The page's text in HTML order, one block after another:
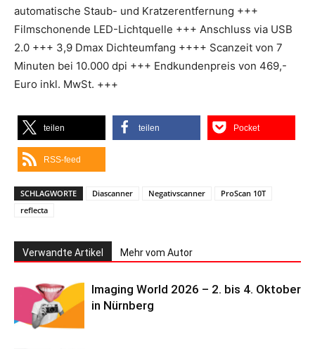
automatische Staub- und Kratzerentfernung +++
Filmschonende LED-Lichtquelle +++ Anschluss via USB
2.0 +++ 3,9 Dmax Dichteumfang ++++ Scanzeit von 7
Minuten bei 10.000 dpi +++ Endkundenpreis von 469,-
Euro inkl. MwSt. +++
teilen teilen Pocket
RSS-feed
SCHLAGWORTE Diascanner Negativscanner
ProScan 10T
reflecta
Verwandte Artikel Mehr vom Autor
Imaging World 2026 – 2. bis 4. Oktober
in Nürnberg